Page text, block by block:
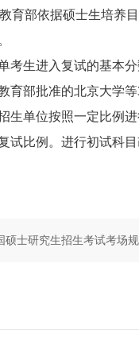
部依据硕士生培养目
生进入复试的基本分
部批准的北京大学等
单位按照一定比例进
试比例。进行初试科
硕士研究生招生考试考场规